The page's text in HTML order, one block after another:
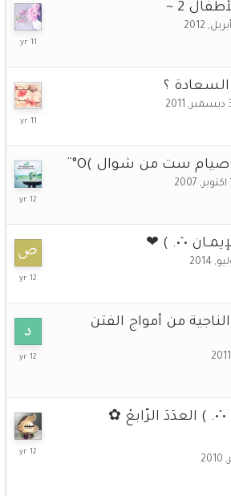
2 ~
22
2014
؟
8
2014
•ˆ•. ) ❤
من أمواج الفتن
) العدَدَ الرّابعْ ✿
28